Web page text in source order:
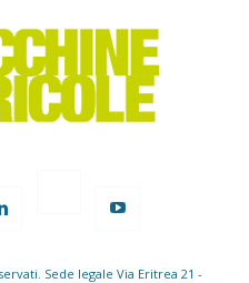
Sede legale Via Eritrea 21 -